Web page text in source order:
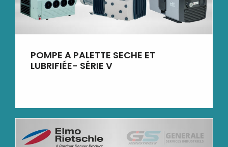
POMPE A PALETTE SECHE ET
LUBRIFIÉE- SÉRIE V